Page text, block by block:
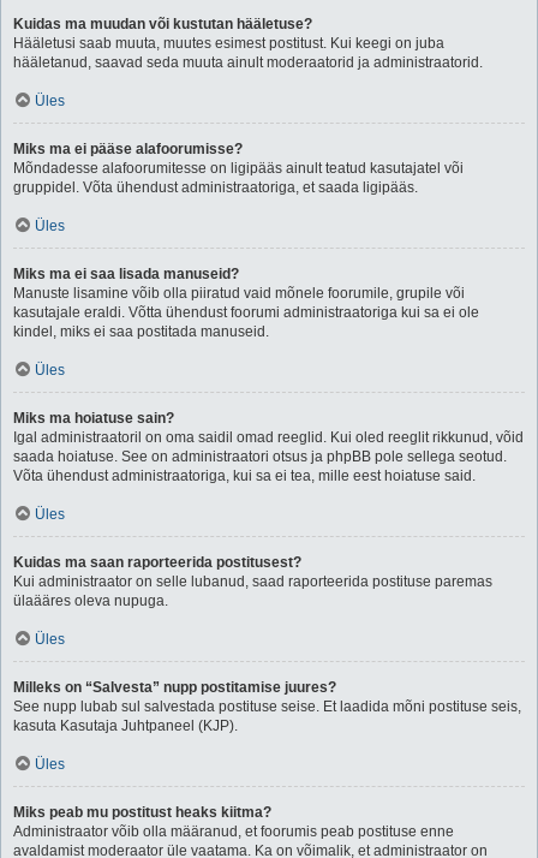
Kuidas ma muudan või kustutan hääletuse?
Hääletusi saab muuta, muutes esimest postitust. Kui keegi on juba
hääletanud, saavad seda muuta ainult moderaatorid ja administraatorid.
Üles
Miks ma ei pääse alafoorumisse?
Mõndadesse alafoorumitesse on ligipääs ainult teatud kasutajatel või
gruppidel. Võta ühendust administraatoriga, et saada ligipääs.
Üles
Miks ma ei saa lisada manuseid?
Manuste lisamine võib olla piiratud vaid mõnele foorumile, grupile või
kasutajale eraldi. Võtta ühendust foorumi administraatoriga kui sa ei ole
kindel, miks ei saa postitada manuseid.
Üles
Miks ma hoiatuse sain?
Igal administraatoril on oma saidil omad reeglid. Kui oled reeglit rikkunud, võid
saada hoiatuse. See on administraatori otsus ja phpBB pole sellega seotud.
Võta ühendust administraatoriga, kui sa ei tea, mille eest hoiatuse said.
Üles
Kuidas ma saan raporteerida postitusest?
Kui administraator on selle lubanud, saad raporteerida postituse paremas
ülaääres oleva nupuga.
Üles
Milleks on “Salvesta” nupp postitamise juures?
See nupp lubab sul salvestada postituse seise. Et laadida mõni postituse seis,
kasuta Kasutaja Juhtpaneel (KJP).
Üles
Miks peab mu postitust heaks kiitma?
Administraator võib olla määranud, et foorumis peab postituse enne
avaldamist moderaator üle vaatama. Ka on võimalik, et administraator on